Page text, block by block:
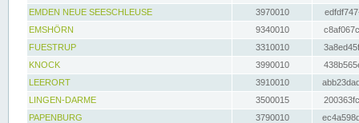
EMDEN NEUE SEESCHLEUSE
3970010
EMSHÖRN
9340010
FUESTRUP
3310010
KNOCK
3990010
LEERORT
3910010
LINGEN-DARME
3500015
PAPENBURG
3790010